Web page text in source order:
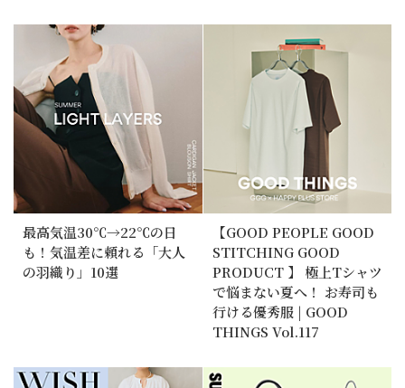
最高気温30℃→22℃の日
も！気温差に頼れる「大人
の羽織り」10選
【GOOD PEOPLE GOOD
STITCHING GOOD
PRODUCT 】 極上Tシャツ
で悩まない夏へ！ お寿司も
行ける優秀服 | GOOD
THINGS Vol.117